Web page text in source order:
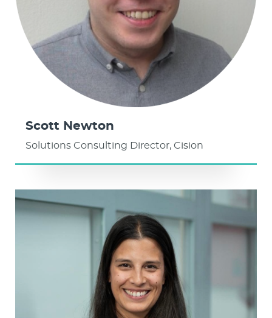
Scott Newton
Solutions Consulting Director, Cision